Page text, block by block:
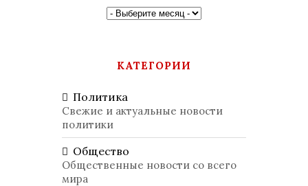
КАТЕГОРИИ
Политика
Свежие и актуальные новости
политики
Общество
Общественные новости со всего
мира